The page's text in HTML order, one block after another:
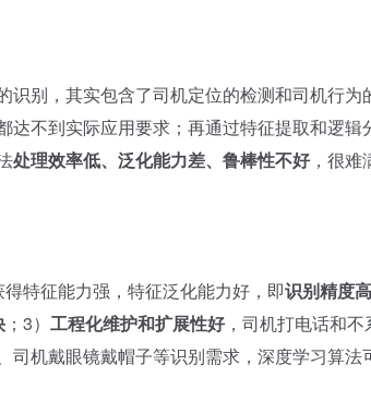
别，其实包含了司机定位的检测和司机行为
达不到实际应用要求；再通过特征提取和逻辑
处理效率低、泛化能力差、鲁棒性不好，很难
特征能力强，特征泛化能力好，即识别精度高
；3） 工程化维护和扩展性好，司机打电话和不
机戴眼镜戴帽子等识别需求，深度学习算法